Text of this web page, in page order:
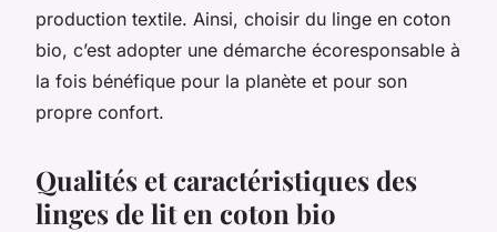
production textile. Ainsi, choisir du linge en coton
bio, c’est adopter une démarche écoresponsable à
la fois bénéfique pour la planète et pour son
propre confort.
Qualités et caractéristiques des
linges de lit en coton bio